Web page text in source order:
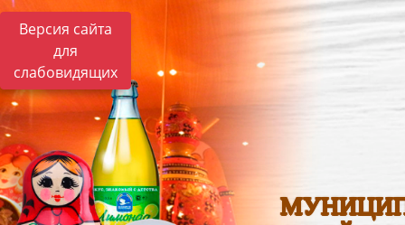
Версия сайта
для
слабовидящих